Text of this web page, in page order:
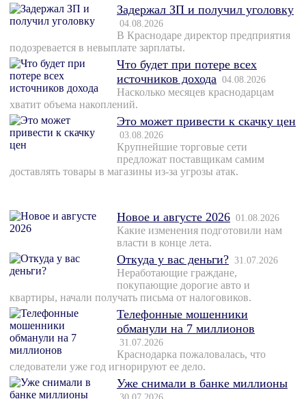
Задержал ЗП и получил уголовку
04.08.2026
В Краснодаре директор предприятия
подозревается в невыплате зарплаты.
Что будет при потере всех
источников дохода 04.08.2026
Насколько месяцев краснодарцам
хватит объема накоплений.
Это может привести к скачку цен
03.08.2026
Крупнейшие торговые сети
предложат поставщикам самим
доставлять товары в магазины из-за угрозы атак.
Новое и августе 2026 01.08.2026
Какие изменения подготовили нам
власти в конце лета.
Откуда у вас деньги? 31.07.2026
Неработающие граждане,
покупающие дорогие авто и
квартиры, начали получать письма от налоговиков.
Телефонные мошенники
обманули на 7 миллионов
31.07.2026
Краснодарка пожаловалась, что
следователи уже год игнорируют ее дело.
Уже снимали в банке миллионы